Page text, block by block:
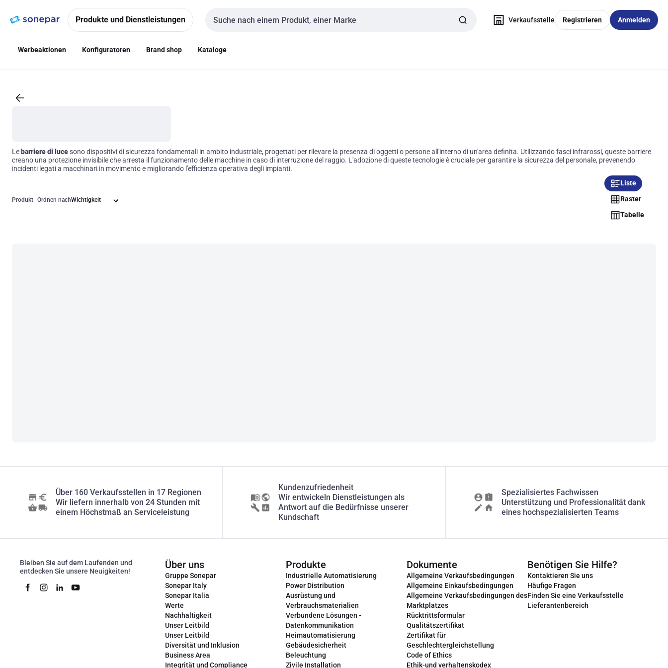
NavigationInhalt
Produkte und Dienstleistungen
Sucheingabe
Verkaufsstelle Registrieren Anmelden
Werbeaktionen Konfiguratoren Brand shop Kataloge
Le barriere di lucesono dispositivi di sicurezza fondamentali in ambito industriale, progettati per rilevare la presenza di oggetti o persone all'interno di un'area definita. Utilizzando fasci infrarossi, queste barriere
creano una protezione invisibile che arresta il funzionamento delle macchine in caso di interruzione del raggio. L'adozione di queste tecnologie è cruciale per garantire la sicurezza del personale, prevenendo
incidenti legati a macchinari in movimento e migliorando l'efficienza operativa degli impianti.
Produkt Ordnen nach
Liste
Raster
Tabelle
Über 160 Verkaufsstellen in 17 Regionen
Wir liefern innerhalb von 24 Stunden mit
einem Höchstmaß an Serviceleistung
Kundenzufriedenheit
Wir entwickeln Dienstleistungen als
Antwort auf die Bedürfnisse unserer
Kundschaft
Spezialisiertes Fachwissen
Unterstützung und Professionalität dank
eines hochspezialisierten Teams
Bleiben Sie auf dem Laufenden und
entdecken Sie unsere Neuigkeiten!
Über uns
Gruppe Sonepar
Sonepar Italy
Sonepar Italia
Werte
Nachhaltigkeit
Unser Leitbild
Unser Leitbild
Diversität und Inklusion
Business Area
Integrität und Compliance
Produkte
Industrielle Automatisierung
Power Distribution
Ausrüstung und
Verbrauchsmaterialien
Verbundene Lösungen -
Datenkommunikation
Heimautomatisierung
Gebäudesicherheit
Beleuchtung
Zivile Installation
Dokumente
Allgemeine Verkaufsbedingungen
Allgemeine Einkaufsbedingungen
Allgemeine Verkaufsbedingungen des
Marktplatzes
Rücktrittsformular
Qualitätszertifikat
Zertifikat für
Geschlechtergleichstellung
Code of Ethics
Ethik-und verhaltenskodex
Benötigen Sie Hilfe?
Kontaktieren Sie uns
Häufige Fragen
Finden Sie eine Verkaufsstelle
Lieferantenbereich